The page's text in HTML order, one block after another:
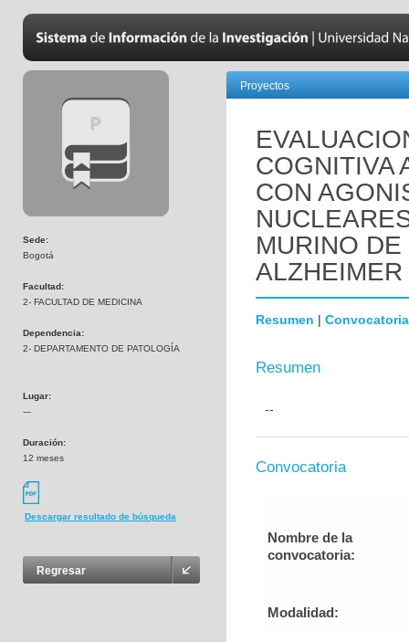
Sede:
Bogotá
Facultad:
2- FACULTAD DE MEDICINA
Dependencia:
2- DEPARTAMENTO DE PATOLOGÍA
Lugar:
---
Duración:
12 meses
Descargar resultado de búsqueda
Regresar
Proyectos
COGNITIVA
CON
MURINO
Resumen | Convocatoria
Resumen
--
Convocatoria
Nombre de la
convocatoria:
Modalidad: